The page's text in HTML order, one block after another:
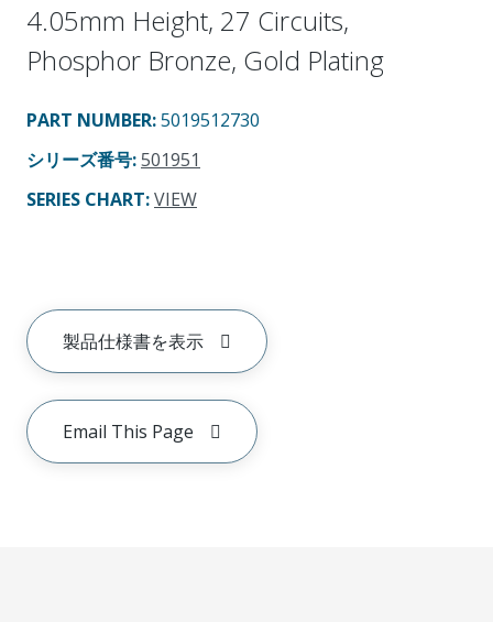
4.05mm Height, 27 Circuits,
Phosphor Bronze, Gold Plating
PART NUMBER:5019512730
シリーズ番号:501951
SERIES CHART:VIEW
製品仕様書を表示
Email This Page